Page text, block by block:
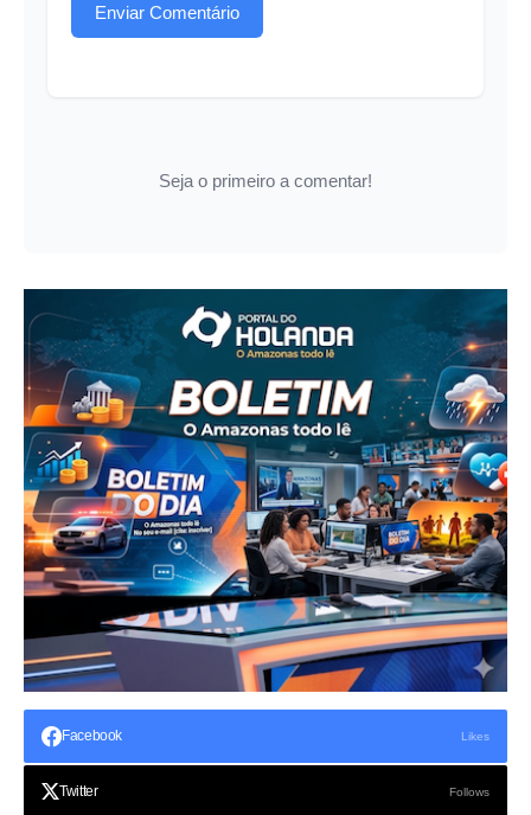
Enviar Comentário
Seja o primeiro a comentar!
Facebook Likes
Twitter Follows